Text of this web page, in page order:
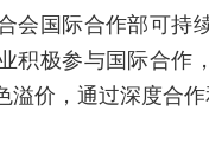
会国际合作部可持
积极参与国际合作
溢价，通过深度合